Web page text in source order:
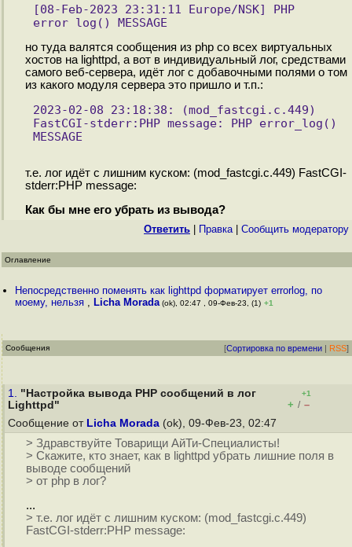
[08-Feb-2023 23:31:11 Europe/NSK] PHP
error_log() MESSAGE
но туда валятся сообщения из php со всех виртуальных
хостов на lighttpd, а вот в индивидуальный лог, средствами
самого веб-сервера, идёт лог с добавочными полями о том
из какого модуля сервера это пришло и т.п.:
2023-02-08 23:18:38: (mod_fastcgi.c.449)
FastCGI-stderr:PHP message: PHP error_log()
MESSAGE
т.е. лог идёт с лишним куском: (mod_fastcgi.c.449) FastCGI-
stderr:PHP message:
Как бы мне его убрать из вывода?
Ответить Правка| Cообщить модератору
Оглавление
Непосредственно поменять как lighttpd форматирует errorlog, по
моему, нельзя , Licha Morada (ok), 02:47 , 09-Фев-23, (1) +1
Сообщения [Сортировка по времени | RSS]
1. "Настройка вывода PHP сообщений в лог
Lighttpd"
+1
+ / –
Сообщение от Licha Morada (ok), 09-Фев-23, 02:47
> Здравствуйте Товарищи АйТи-Специалисты!
> Скажите, кто знает, как в lighttpd убрать лишние поля в
выводе сообщений
> от php в лог?
...
> т.е. лог идёт с лишним куском: (mod_fastcgi.c.449)
FastCGI-stderr:PHP message: